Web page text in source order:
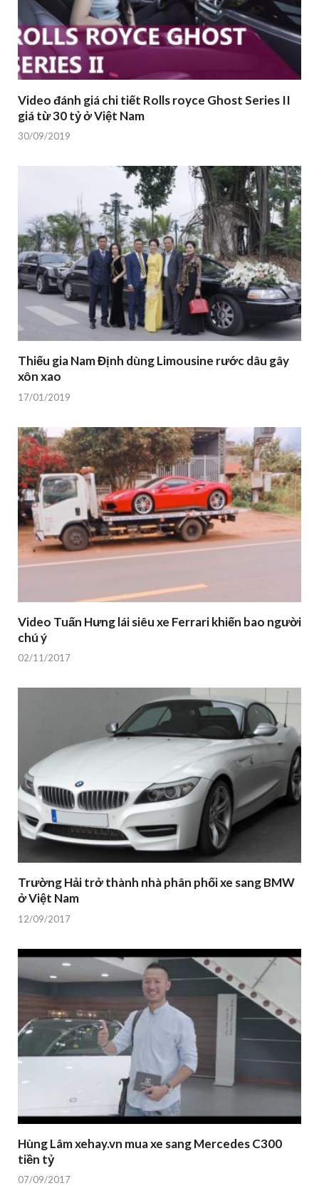
Video đánh giá chi tiết Rolls royce Ghost Series II
giá từ 30 tỷ ở Việt Nam
30/09/2019
Thiếu gia Nam Định dùng Limousine rước dâu gây
xôn xao
17/01/2019
Video Tuấn Hưng lái siêu xe Ferrari khiến bao người
chú ý
02/11/2017
Trường Hải trở thành nhà phân phối xe sang BMW
ở Việt Nam
12/09/2017
Hùng Lâm xehay.vn mua xe sang Mercedes C300
tiền tỷ
07/09/2017